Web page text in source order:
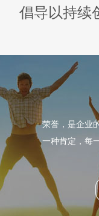
倡导以持续
荣誉，是企业
一种肯定，每